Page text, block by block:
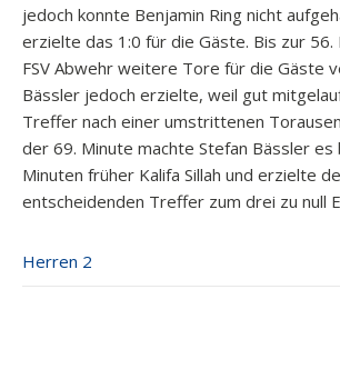
jedoch konnte Benjamin Ring nicht
erzielte das 1:0 für die Gäste. Bis zur 56.
FSV Abwehr weitere Tore für die Gäste
Bässler jedoch erzielte, weil gut
Treffer nach einer umstrittenen
der 69. Minute machte Stefan Bässler
Minuten früher Kalifa Sillah und erzielte
entscheidenden Treffer zum drei zu null
Herren 2